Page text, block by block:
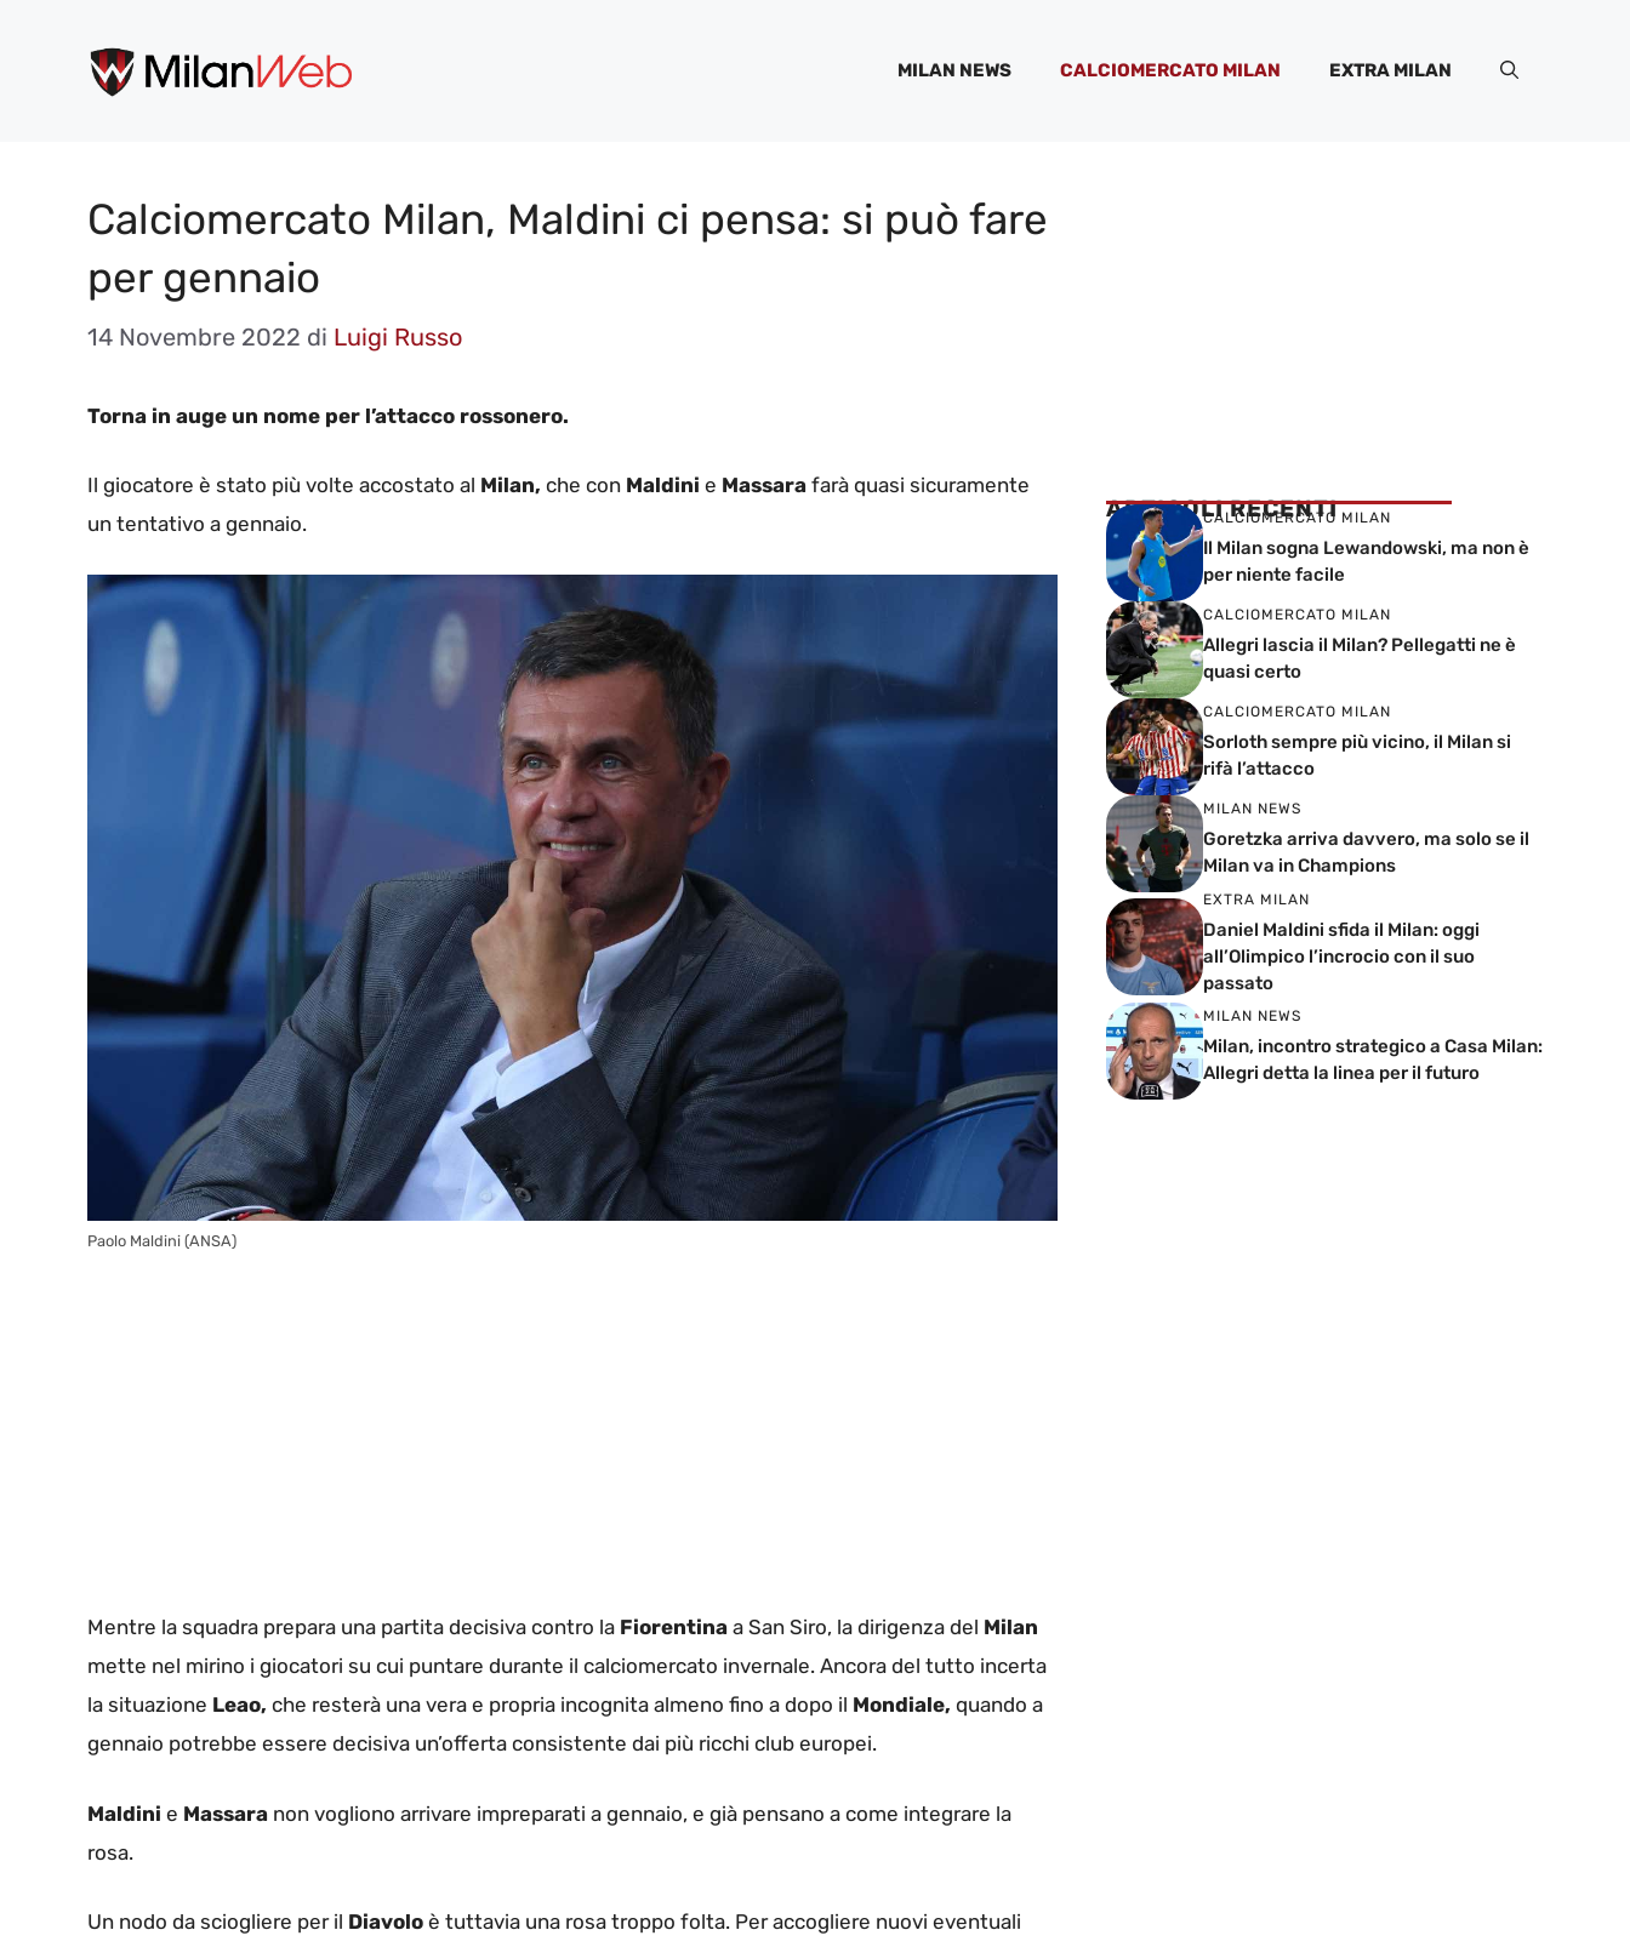
MILAN NEWS CALCIOMERCATO MILAN EXTRA MILAN
Calciomercato Milan, Maldini ci pensa: si può fare
per gennaio
14 Novembre 2022 di Luigi Russo
Torna in auge un nome per l’attacco rossonero.
Il giocatore è stato più volte accostato al Milan, che con Maldini e Massara farà quasi sicuramente
un tentativo a gennaio.
Paolo Maldini (ANSA)
Mentre la squadra prepara una partita decisiva contro la Fiorentina a San Siro, la dirigenza del Milan
mette nel mirino i giocatori su cui puntare durante il calciomercato invernale. Ancora del tutto incerta
la situazione Leao, che resterà una vera e propria incognita almeno fino a dopo il Mondiale, quando a
gennaio potrebbe essere decisiva un’offerta consistente dai più ricchi club europei.
Maldini e Massara non vogliono arrivare impreparati a gennaio, e già pensano a come integrare la
rosa.
Un nodo da sciogliere per il Diavolo è tuttavia una rosa troppo folta. Per accogliere nuovi eventuali
ARTICOLI RECENTI
CALCIOMERCATO MILAN
Il Milan sogna Lewandowski, ma non è
per niente facile
CALCIOMERCATO MILAN
Allegri lascia il Milan? Pellegatti ne è
quasi certo
CALCIOMERCATO MILAN
Sorloth sempre più vicino, il Milan si
rifà l’attacco
MILAN NEWS
Goretzka arriva davvero, ma solo se il
Milan va in Champions
EXTRA MILAN
Daniel Maldini sfida il Milan: oggi
all’Olimpico l’incrocio con il suo
passato
MILAN NEWS
Milan, incontro strategico a Casa Milan:
Allegri detta la linea per il futuro